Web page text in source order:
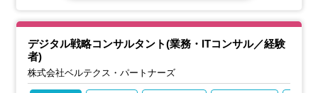
当社の業務プロセス変革プロジェクトの一員として、AIエー
ジェントの構築や、事業部門へのAI・デジタル教育の実施な
ど、以下の業務に携わっていただきます。
・プロジェクト全体の推進とリード
デジタル戦略コンサルタント(業務・ITコンサル／経験
者)
株式会社ベルテクス・パートナーズ